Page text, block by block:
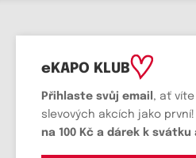
eKAPO KLUB
Přihlaste svůj email , ať
slevových akcích jako první!
na 100 Kč a dárek k svátku